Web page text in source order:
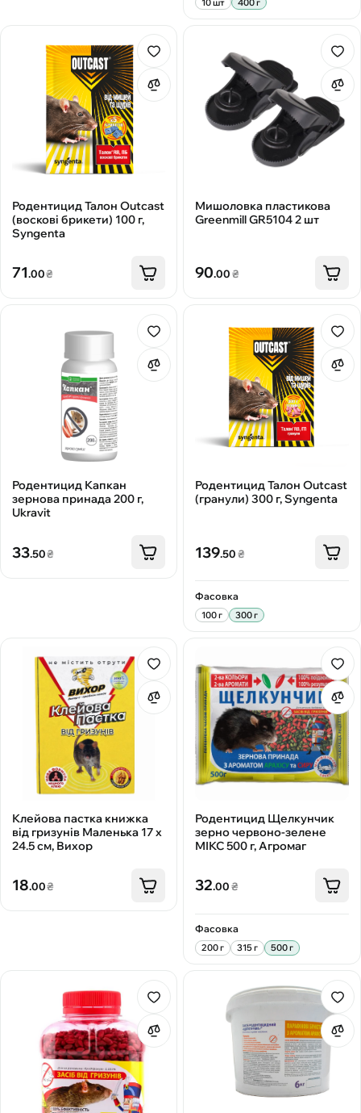
Родентицид Талон Outcast
(воскові брикети) 100 г,
Syngenta
71.00₴
Мишоловка пластикова
Greenmill GR5104 2 шт
90.00₴
Родентицид Капкан
зернова принада 200 г,
Ukravit
33.50₴
Родентицид Талон Outcast
(гранули) 300 г, Syngenta
139.50₴
Фасовка
100 г 300 г
Клейова пастка книжка
від гризунів Маленька 17 x
24.5 см, Вихор
18.00₴
Родентицид Щелкунчик
зерно червоно-зелене
МІКС 500 г, Агромаг
32.00₴
Фасовка
200 г 315 г 500 г